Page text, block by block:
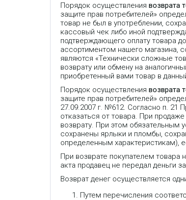
Порядок осуществления возврата
защите прав потребителей»
товар не был в употреблении,
кассовый чек либо иной
подтверждающего оплату товара
ассортиментом нашего магазина,
являются «Технически сложные
возврату или обмену на
приобретенный вами товар в
Порядок осуществления возврата
защите прав потребителей»
27.09.2007 г. №612. Согласно п. 21
отказаться от товара. При
возврату. При этом обязательным
сохранены ярлыки и пломбы,
определенным характеристикам),
При возврате покупателем товара
акта продавец не передал деньги
Возврат денег осуществляется
Путем перечисления